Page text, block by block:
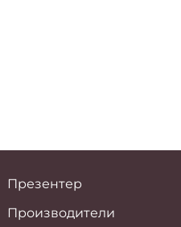
Презентер
Производители